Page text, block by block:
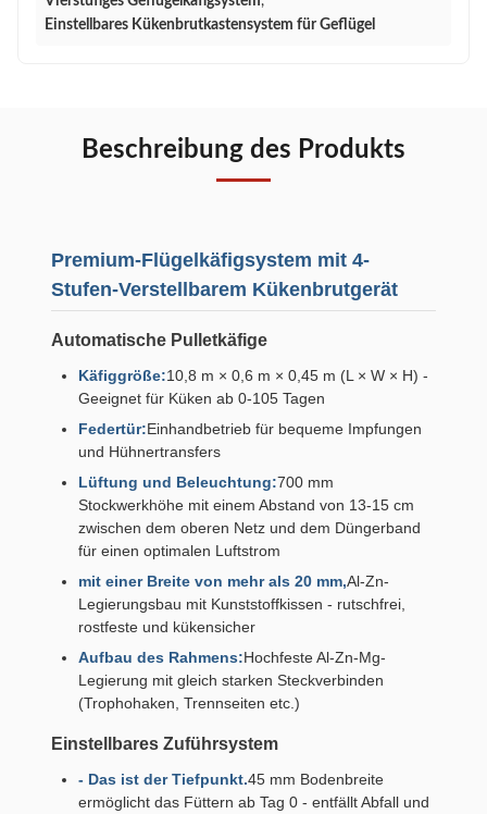
Einstellbares Kükenbrutkastensystem für Geflügel
Beschreibung des Produkts
Premium-Flügelkäfigsystem mit 4-
Stufen-Verstellbarem Kükenbrutgerät
Automatische Pulletkäfige
Käfiggröße:10,8 m × 0,6 m × 0,45 m (L × W × H) -
Geeignet für Küken ab 0-105 Tagen
Federtür:Einhandbetrieb für bequeme Impfungen
und Hühnertransfers
Lüftung und Beleuchtung:700 mm
Stockwerkhöhe mit einem Abstand von 13-15 cm
zwischen dem oberen Netz und dem Düngerband
für einen optimalen Luftstrom
mit einer Breite von mehr als 20 mm,Al-Zn-
Legierungsbau mit Kunststoffkissen - rutschfrei,
rostfeste und kükensicher
Aufbau des Rahmens:Hochfeste Al-Zn-Mg-
Legierung mit gleich starken Steckverbinden
(Trophohaken, Trennseiten etc.)
Einstellbares Zuführsystem
- Das ist der Tiefpunkt.45 mm Bodenbreite
ermöglicht das Füttern ab Tag 0 - entfällt Abfall und